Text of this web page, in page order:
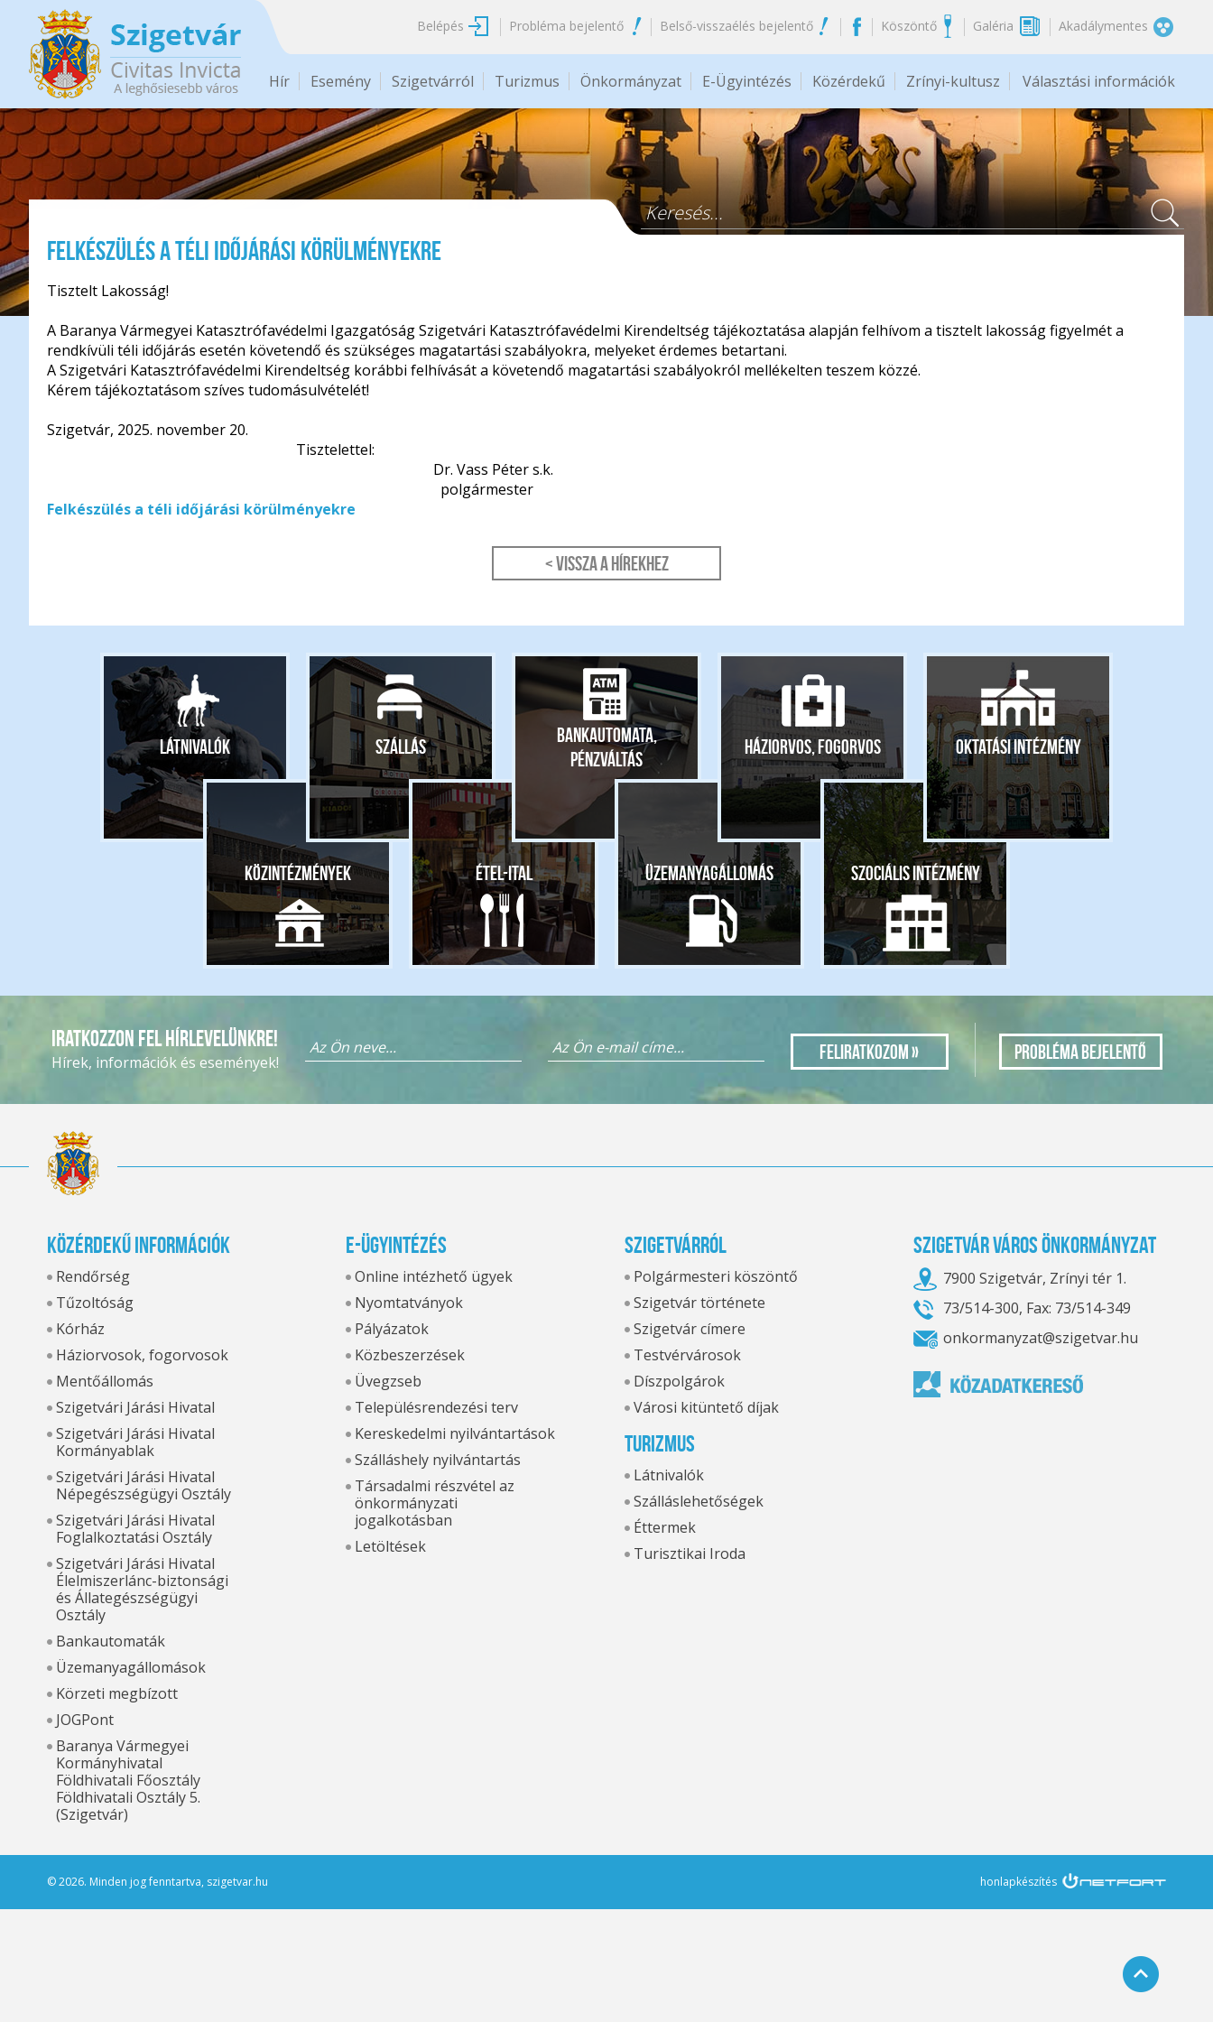
Ugrás a tartalomra
Belépés Probléma bejelentő Belső-visszaélés bejelentő Köszöntő Galéria Akadálymentes
Hír Esemény Szigetvárról Turizmus Önkormányzat E-Ügyintézés Közérdekű Zrínyi-kultusz Választási információk
Keresés űrlap
Felkészülés a téli időjárási körülményekre
Tisztelt Lakosság!
A Baranya Vármegyei Katasztrófavédelmi Igazgatóság Szigetvári Katasztrófavédelmi Kirendeltség tájékoztatása alapján felhívom a tisztelt lakosság figyelmét a
rendkívüli téli időjárás esetén követendő és szükséges magatartási szabályokra, melyeket érdemes betartani.
A Szigetvári Katasztrófavédelmi Kirendeltség korábbi felhívását a követendő magatartási szabályokról mellékelten teszem közzé.
Kérem tájékoztatásom szíves tudomásulvételét!
Szigetvár, 2025. november 20.
Tisztelettel:
Dr. Vass Péter s.k.
polgármester
Felkészülés a téli időjárási körülményekre
< Vissza a hírekhez
Látnivalók
Közintézmények
Szállás
Étel-ital
Bankautomata,
pénzváltás
Üzemanyagállomás
Háziorvos, fogorvos
Szociális intézmény
Oktatási intézmény
Iratkozzon fel hírlevelünkre!
Hírek, információk és események! Probléma bejelentő
Közérdekű információk
Rendőrség
Tűzoltóság
Kórház
Háziorvosok, fogorvosok
Mentőállomás
Szigetvári Járási Hivatal
Szigetvári Járási Hivatal
Kormányablak
Szigetvári Járási Hivatal
Népegészségügyi Osztály
Szigetvári Járási Hivatal
Foglalkoztatási Osztály
Szigetvári Járási Hivatal
Élelmiszerlánc-biztonsági
és Állategészségügyi
Osztály
Bankautomaták
Üzemanyagállomások
Körzeti megbízott
JOGPont
Baranya Vármegyei
Kormányhivatal
Földhivatali Főosztály
Földhivatali Osztály 5.
(Szigetvár)
E-ügyintézés
Online intézhető ügyek
Nyomtatványok
Pályázatok
Közbeszerzések
Üvegzseb
Településrendezési terv
Kereskedelmi nyilvántartások
Szálláshely nyilvántartás
Társadalmi részvétel az
önkormányzati
jogalkotásban
Letöltések
Szigetvárról
Polgármesteri köszöntő
Szigetvár története
Szigetvár címere
Testvérvárosok
Díszpolgárok
Városi kitüntető díjak
Turizmus
Látnivalók
Szálláslehetőségek
Éttermek
Turisztikai Iroda
Szigetvár Város Önkormányzat
7900 Szigetvár, Zrínyi tér 1.
73/514-300, Fax: 73/514-349
onkormanyzat@szigetvar.hu
© 2026. Minden jog fenntartva, szigetvar.hu honlapkészítés